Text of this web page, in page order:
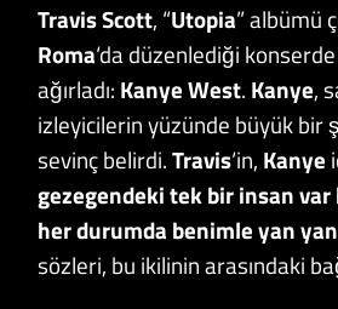
Travis Scott, “Utopia” albümü
Roma‘da düzenlediği
ağırladı: Kanye West. Kanye,
izleyicilerin yüzünde büyük bir
sevinç belirdi.Travis‘in, Kanye
gezegendeki tek bir insan
her durumda benimle yan
sözleri, bu ikilinin arasındaki